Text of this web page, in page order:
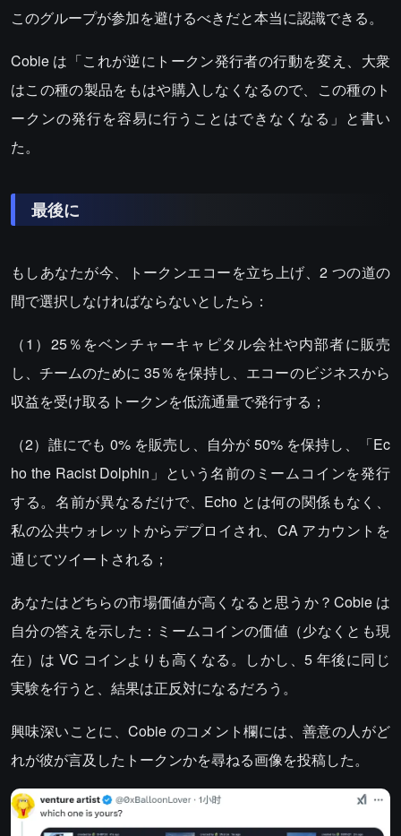
このグループが参加を避けるべきだと本当に認識できる。
Cobie は「これが逆にトークン発行者の行動を変え、大衆
はこの種の製品をもはや購入しなくなるので、この種のト
ークンの発行を容易に行うことはできなくなる」と書い
た。
最後に
もしあなたが今、トークンエコーを立ち上げ、2 つの道の
間で選択しなければならないとしたら：
（1）25％をベンチャーキャピタル会社や内部者に販売
し、チームのために 35％を保持し、エコーのビジネスから
収益を受け取るトークンを低流通量で発行する；
（2）誰にでも 0% を販売し、自分が 50% を保持し、「Ec
ho the Racist Dolphin」という名前のミームコインを発行
する。名前が異なるだけで、Echo とは何の関係もなく、
私の公共ウォレットからデプロイされ、CA アカウントを
通じてツイートされる；
あなたはどちらの市場価値が高くなると思うか？Cobie は
自分の答えを示した：ミームコインの価値（少なくとも現
在）は VC コインよりも高くなる。しかし、5 年後に同じ
実験を行うと、結果は正反対になるだろう。
興味深いことに、Cobie のコメント欄には、善意の人がど
れが彼が言及したトークンかを尋ねる画像を投稿した。